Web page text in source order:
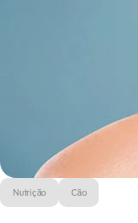
Nutrição Cão